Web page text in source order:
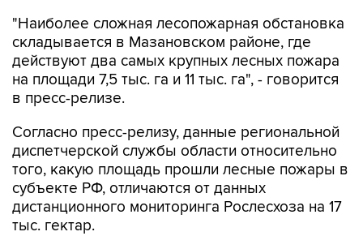
"Наиболее сложная лесопожарная обстановка
складывается в Мазановском районе, где
действуют два самых крупных лесных пожара
на площади 7,5 тыс. га и 11 тыс. га", - говорится
в пресс-релизе.
Согласно пресс-релизу, данные региональной
диспетчерской службы области относительно
того, какую площадь прошли лесные пожары в
субъекте РФ, отличаются от данных
дистанционного мониторинга Рослесхоза на 17
тыс. гектар.